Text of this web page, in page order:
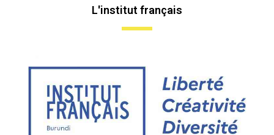
L'institut français